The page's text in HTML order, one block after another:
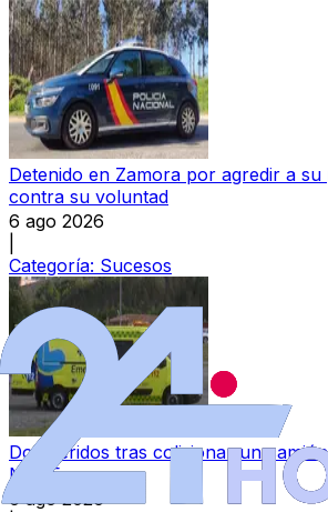
Detenido en Zamora por agredir a
contra su voluntad
6 ago 2026
Categoría: Sucesos
Dos heridos tras colisionar un
N-525
6 ago 2026